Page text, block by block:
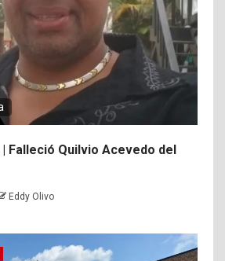
Falleció Quilvio Acevedo del
Eddy Olivo